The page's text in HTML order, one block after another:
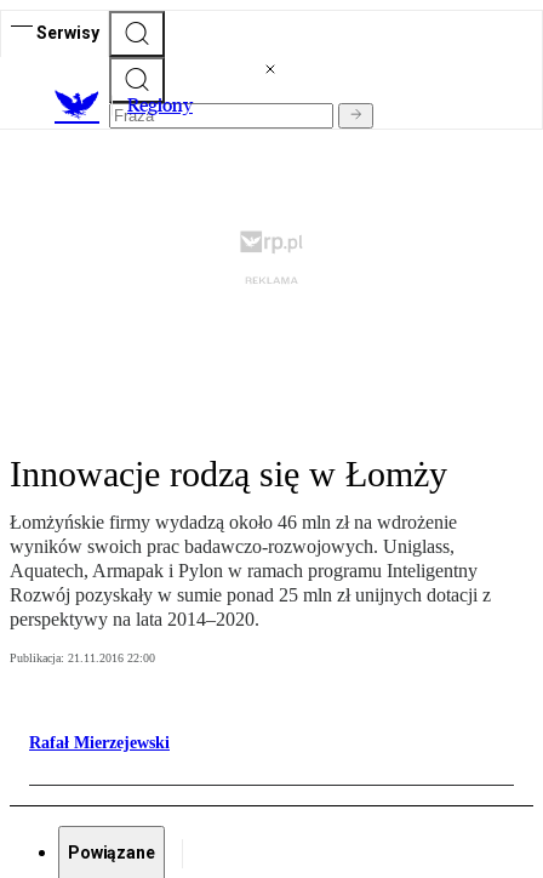
Serwisy
Regiony
Innowacje rodzą się w Łomży
Łomżyńskie firmy wydadzą około 46 mln zł na wdrożenie
wyników swoich prac badawczo-rozwojowych. Uniglass,
Aquatech, Armapak i Pylon w ramach programu Inteligentny
Rozwój pozyskały w sumie ponad 25 mln zł unijnych dotacji z
perspektywy na lata 2014–2020.
Publikacja: 21.11.2016 22:00
Rafał Mierzejewski
Powiązane